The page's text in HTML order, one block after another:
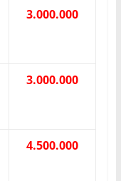
3.000.000
3.000.000
4.500.000